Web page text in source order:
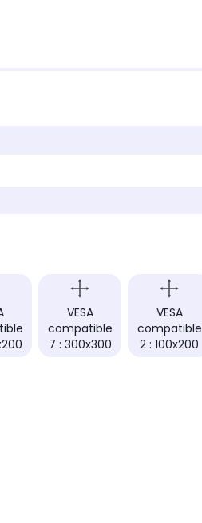
VESA
compatible
7 : 300x300
VESA
compatible
2 : 100x200